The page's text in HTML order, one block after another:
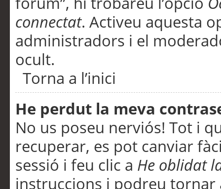
connectat. Activeu aquesta
administradors i el
ocult.
Torna a l’inici
He perdut la meva
No us poseu nerviós! Tot i
recuperar, es pot canviar
sessió i feu clic a He oblidat
instruccions i podreu tornar